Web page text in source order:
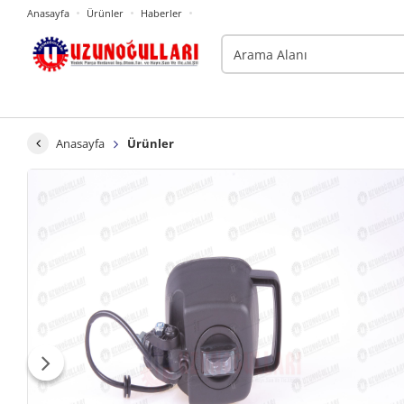
Anasayfa Ürünler Haberler
Anasayfa Ürünler